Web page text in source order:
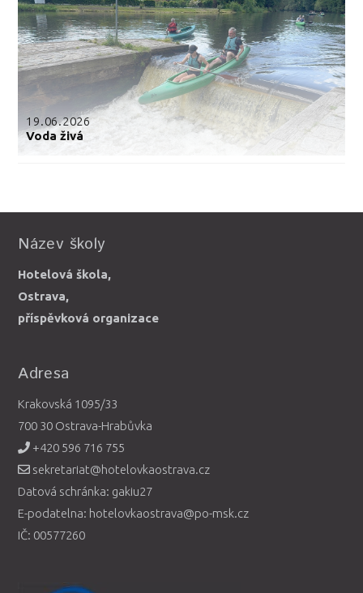
19.06.2026
Voda živá
Název školy
Hotelová škola,
Ostrava,
příspěvková organizace
Adresa
Krakovská 1095/33
700 30 Ostrava-Hrabůvka
+420 596 716 755
sekretariat@hotelovkaostrava.cz
Datová schránka: gakiu27
E-podatelna: hotelovkaostrava@po-msk.cz
IČ: 00577260